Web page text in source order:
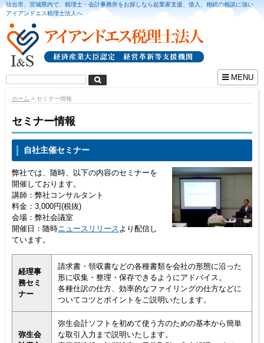
仙台市、宮城県内で、税理士・会計事務所をお探しなら起業家支援、借入、相続の相談に強い
アイアンドエス税理士法人へ
MENU
ホーム > セミナー情報
セミナー情報
自社主催セミナー
弊社では、随時、以下の内容のセミナーを
開催しております。
講師：弊社コンサルタント
料金：3,000円(税抜)
会場：弊社会議室
開催日：随時ニュースリリースより配信し
ています。
経理事
務セミ
ナー
請求書・領収書などの各種書類を会社の形態に沿った
形に収集・整理・保存できるようにアドバイス。
各種仕訳の仕方、効率的なファイリングの仕方などに
ついてコツとポイントをご説明いたします。
弥生会
弥生会計ソフトを初めて使う方のための基本から簡単
な取引入力まで説明いたします。